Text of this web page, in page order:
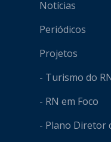
Notícias
Periódicos
Projetos
- Turismo do
- RN em Foco
- Plano Diretor